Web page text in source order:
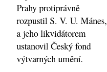
Prahy protiprávně
rozpustil S. V. U. Mánes,
a jeho likvidátorem
ustanovil Český fond
výtvarných umění.